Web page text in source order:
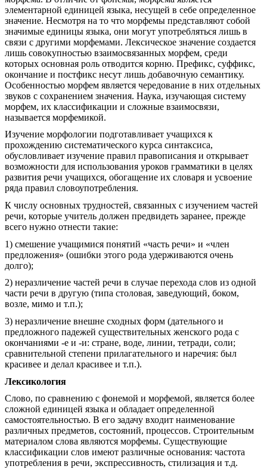
элементарной единицей языка, несущей в себе определенное
значение. Несмотря на то что морфемы представляют собой
значимые единицы языка, они могут употребляться лишь в
связи с другими морфемами. Лексическое значение создается
лишь совокупностью взаимосвязанных морфем, среди
которых основная роль отводится корню. Префикс, суффикс,
окончание и постфикс несут лишь добавочную семантику.
Особенностью морфем является чередование в них отдельных
звуков с сохранением значения. Наука, изучающая систему
морфем, их классификации и сложные взаимосвязи,
называется морфемикой.
Изучение морфологии подготавливает учащихся к
прохождению систематического курса синтаксиса,
обусловливает изучение правил правописания и открывает
возможности для использования уроков грамматики в целях
развития речи учащихся, обогащение их словаря и усвоение
ряда правил словоупотребления.
К числу основных трудностей, связанных с изучением частей
речи, которые учитель должен предвидеть заранее, прежде
всего нужно отнести такие:
1) смешение учащимися понятий «часть речи» и «член
предложения» (ошибки этого рода удерживаются очень
долго);
2) неразличение частей речи в случае перехода слов из одной
части речи в другую (типа столовая, заведующий, боком,
возле, мимо и т.п.);
3) неразличение внешне сходных форм (дательного и
предложного падежей существительных женского рода с
окончаниями -е и -и: стране, воде, линии, тетради, соли;
сравнительной степени прилагательного и наречия: был
красивее и делал красивее и т.п.).
Лексикология
Слово, по сравнению с фонемой и морфемой, является более
сложной единицей языка и обладает определенной
самостоятельностью. В его задачу входит наименование
различных предметов, состояний, процессов. Строительным
материалом слова являются морфемы. Существующие
классификации слов имеют различные основания: частота
употребления в речи, экспрессивность, стилизация и т.д.